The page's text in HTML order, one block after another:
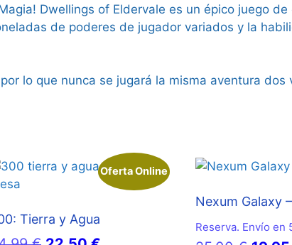
Dwellings of Eldervale es un épico juego de
de poderes de jugador variados y la
lo que nunca se jugará la misma aventura dos
Oferta Online
Tierra y Agua
Nexum Galaxy
Reserva. Envío en